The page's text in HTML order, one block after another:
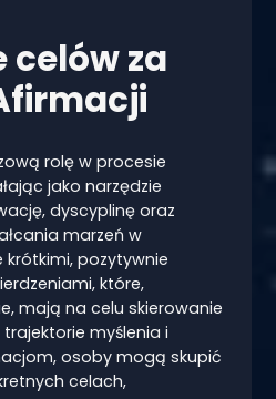
celów za
rolę w procesie
jako narzędzie
dyscyplinę oraz
marzeń w
krótkimi, pozytywnie
które,
mają na celu skierowanie
myślenia i
osoby mogą skupić
celach,